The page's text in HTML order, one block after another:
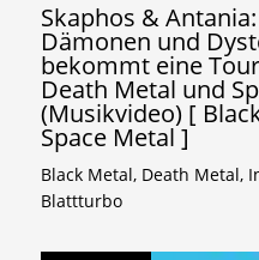
Skaphos &
Dämonen und
bekommt eine
Death Metal und
(Musikvideo) [
Space Metal ]
Black Metal, Death Metal,
Blattturbo